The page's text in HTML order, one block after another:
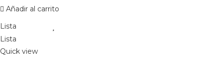
Añadir al carrito
Lista
Lista
Quick view